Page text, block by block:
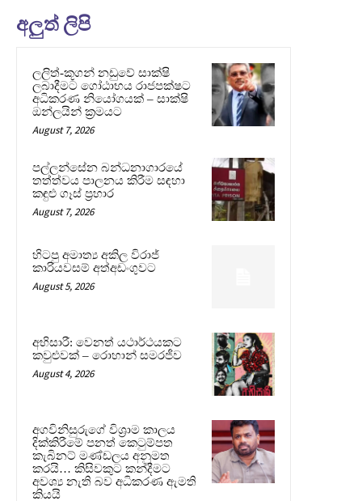
අලුත් ලිපි
ලලිත්-කූගන් නඩුවේ සාක්ෂි
ලබාදීමට ගෝඨාභය රාජපක්ෂට
අධිකරණ නියෝගයක් – සාක්ෂි
ඔන්ලයින් ක්‍රමයට
August 7, 2026
පල්ලන්සේන බන්ධනාගාරයේ
තත්ත්වය පාලනය කිරීම සඳහා
කඳුළු ගෑස් ප්‍රහාර
August 7, 2026
හිටපු අමාත්‍ය අකිල විරාජ්
කාරියවසම් අත්අඩංගුවට
August 5, 2026
අභිසාරී: වෙනත් යථාර්ථයකට
කවුළුවක් – රොහාන් සමරජීව
August 4, 2026
අගවිනිසුරුගේ විශ්‍රාම කාලය
දික්කිරීමේ පනත් කෙටුම්පත
කැබිනට් මණ්ඩලය අනුමත
කරයි… කිසිවකුට කන්දීමට
අවශ්‍ය නැති බව අධිකරණ ඇමති
කියයි